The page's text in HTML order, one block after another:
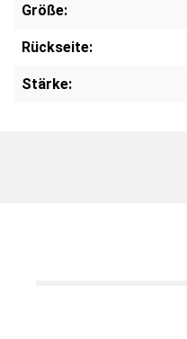
Größe:
Rückseite:
Stärke: